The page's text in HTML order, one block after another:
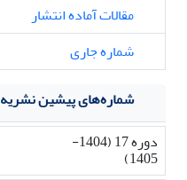
مقالات آماده انتشار
شماره جاری
شماره‌های پیشین نشریه
دوره 17 (1404-
1405)